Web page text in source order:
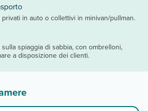
in auto o collettivi in minivan/pullman.
spiaggia di sabbia, con ombrelloni,
a disposizione dei clienti.